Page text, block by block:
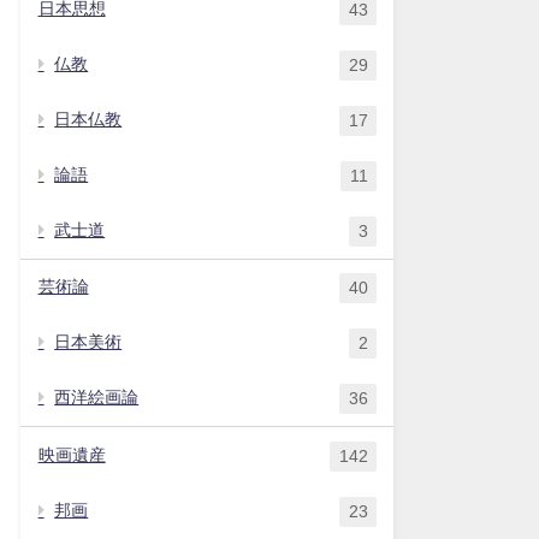
日本思想 43
仏教 29
日本仏教 17
論語 11
武士道 3
芸術論 40
日本美術 2
西洋絵画論 36
映画遺産 142
邦画 23